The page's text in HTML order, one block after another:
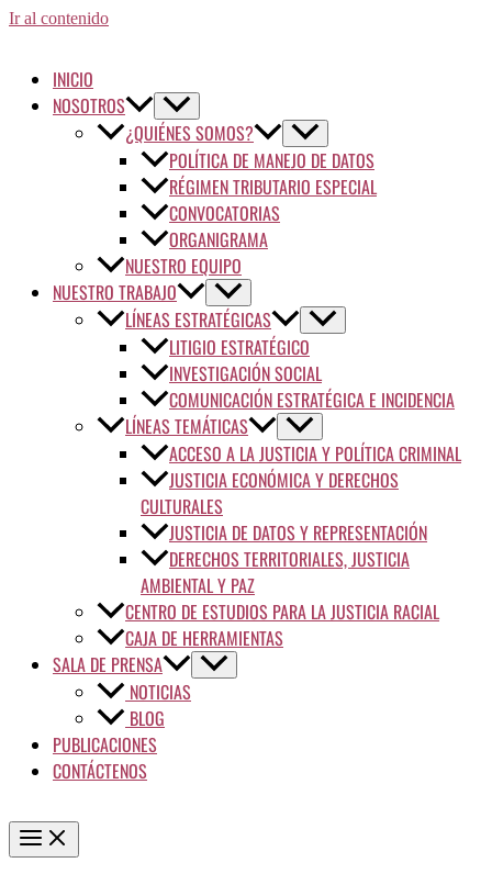
Ir al contenido
INICIO
NOSOTROS
¿QUIÉNES SOMOS?
POLÍTICA DE MANEJO DE DATOS
RÉGIMEN TRIBUTARIO ESPECIAL
CONVOCATORIAS
ORGANIGRAMA
NUESTRO EQUIPO
NUESTRO TRABAJO
LÍNEAS ESTRATÉGICAS
LITIGIO ESTRATÉGICO
INVESTIGACIÓN SOCIAL
COMUNICACIÓN ESTRATÉGICA E INCIDENCIA
LÍNEAS TEMÁTICAS
ACCESO A LA JUSTICIA Y POLÍTICA CRIMINAL
JUSTICIA ECONÓMICA Y DERECHOS
CULTURALES
JUSTICIA DE DATOS Y REPRESENTACIÓN
DERECHOS TERRITORIALES, JUSTICIA
AMBIENTAL Y PAZ
CENTRO DE ESTUDIOS PARA LA JUSTICIA RACIAL
CAJA DE HERRAMIENTAS
SALA DE PRENSA
NOTICIAS
BLOG
PUBLICACIONES
CONTÁCTENOS